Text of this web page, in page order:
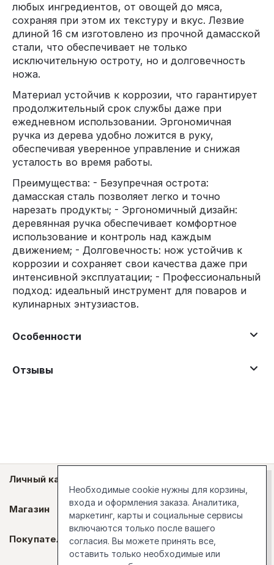
любых ингредиентов, от овощей до мяса,
сохраняя при этом их текстуру и вкус. Лезвие
длиной 16 см изготовлено из прочной дамасской
стали, что обеспечивает не только
исключительную остроту, но и долговечность
ножа.
Материал устойчив к коррозии, что гарантирует
продолжительный срок службы даже при
ежедневном использовании. Эргономичная
ручка из дерева удобно ложится в руку,
обеспечивая уверенное управление и снижая
усталость во время работы.
Преимущества: - Безупречная острота:
дамасская сталь позволяет легко и точно
нарезать продукты; - Эргономичный дизайн:
деревянная ручка обеспечивает комфортное
использование и контроль над каждым
движением; - Долговечность: нож устойчив к
коррозии и сохраняет свои качества даже при
интенсивной эксплуатации; - Профессиональный
подход: идеальный инструмент для поваров и
кулинарных энтузиастов.
Особенности
Отзывы
Личный кабинет
Магазин
Покупателям
Необходимые cookie нужны для корзины,
входа и оформления заказа. Аналитика,
маркетинг, карты и социальные сервисы
включаются только после вашего
согласия. Вы можете принять все,
оставить только необходимые или